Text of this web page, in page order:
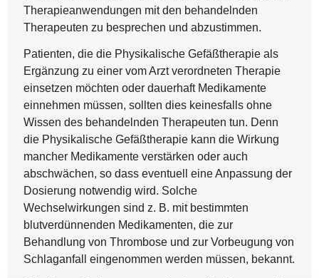
Therapieanwendungen mit den behandelnden
Therapeuten zu besprechen und abzustimmen.
Patienten, die die Physikalische Gefäßtherapie als
Ergänzung zu einer vom Arzt verordneten Therapie
einsetzen möchten oder dauerhaft Medikamente
einnehmen müssen, sollten dies keinesfalls ohne
Wissen des behandelnden Therapeuten tun. Denn
die Physikalische Gefäßtherapie kann die Wirkung
mancher Medikamente verstärken oder auch
abschwächen, so dass eventuell eine Anpassung der
Dosierung notwendig wird. Solche
Wechselwirkungen sind z. B. mit bestimmten
blutverdünnenden Medikamenten, die zur
Behandlung von Thrombose und zur Vorbeugung von
Schlaganfall eingenommen werden müssen, bekannt.